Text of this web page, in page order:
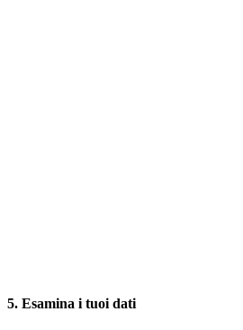
5. Esamina i tuoi dati